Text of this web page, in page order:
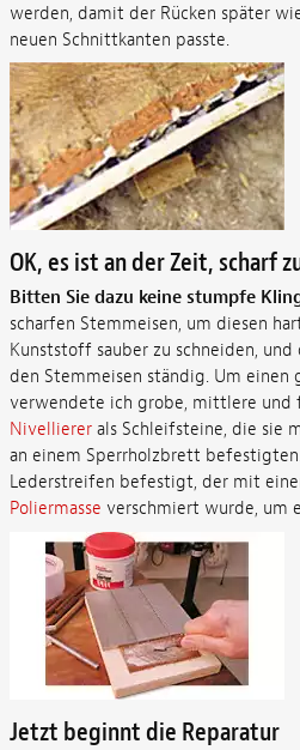
werden, damit der Rücken später
neuen Schnittkanten passte.
OK, es ist an der Zeit, scharf
Bitten Sie dazu keine stumpfe
scharfen Stemmeisen, um diesen
Kunststoff sauber zu schneiden,
den Stemmeisen ständig. Um einen
verwendete ich grobe, mittlere und
Nivelliererals Schleifsteine, die sie
an einem Sperrholzbrett
Lederstreifen befestigt, der mit
Poliermasse verschmiert wurde, um
Jetzt beginnt die Reparatur